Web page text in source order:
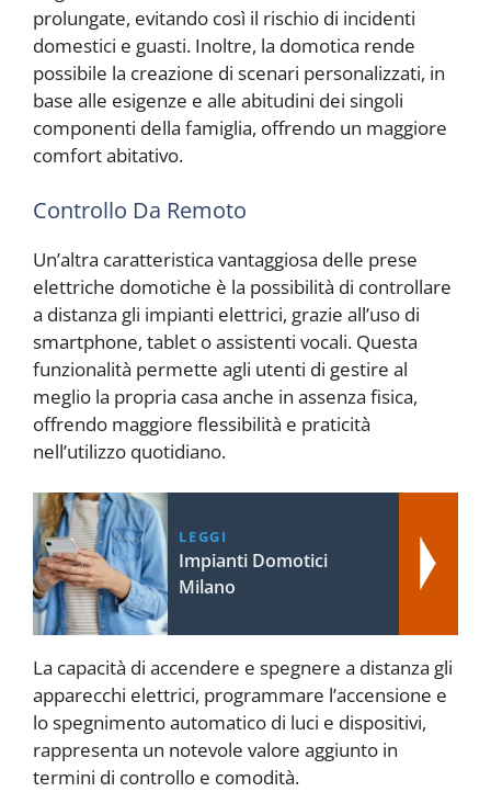
prolungate, evitando così il rischio di incidenti
domestici e guasti. Inoltre, la domotica rende
possibile la creazione di scenari personalizzati, in
base alle esigenze e alle abitudini dei singoli
componenti della famiglia, offrendo un maggiore
comfort abitativo.
Controllo Da Remoto
Un’altra caratteristica vantaggiosa delle prese
elettriche domotiche è la possibilità di controllare
a distanza gli impianti elettrici, grazie all’uso di
smartphone, tablet o assistenti vocali. Questa
funzionalità permette agli utenti di gestire al
meglio la propria casa anche in assenza fisica,
offrendo maggiore flessibilità e praticità
nell’utilizzo quotidiano.
LEGGI
Impianti Domotici
Milano
La capacità di accendere e spegnere a distanza gli
apparecchi elettrici, programmare l’accensione e
lo spegnimento automatico di luci e dispositivi,
rappresenta un notevole valore aggiunto in
termini di controllo e comodità.